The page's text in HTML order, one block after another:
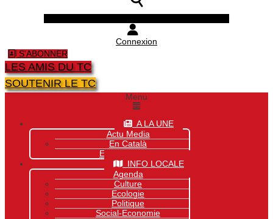
Connexion
S'ABONNER
LES AMIS DU TC
SOUTENIR LE TC
Menu
A LA UNE
Actu Media
En Català
Exclusivité Site
INFO LOCALE
Agenda
Culture
Ecologie
Politique
Social-Economie